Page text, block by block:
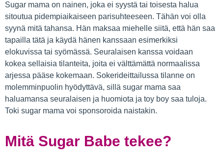
Sugar mama on nainen, joka ei syystä tai toisesta halua
sitoutua pidempiaikaiseen parisuhteeseen. Tähän voi olla
syynä mitä tahansa. Hän maksaa miehelle siitä, että hän saa
tapailla tätä ja käydä hänen kanssaan esimerkiksi
elokuvissa tai syömässä. Seuralaisen kanssa voidaan
kokea sellaisia tilanteita, joita ei välttämättä normaalissa
arjessa pääse kokemaan. Sokerideittailussa tilanne on
molemminpuolin hyödyttävä, sillä sugar mama saa
haluamansa seuralaisen ja huomiota ja toy boy saa tuloja.
Toki sugar mama voi sponsoroida naistakin.
Mitä Sugar Babe tekee?